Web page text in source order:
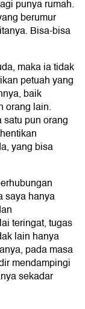
punya rumah.
berumur
Bisa-bisa
maka ia tidak
petuah yang
baik
orang lain.
pun orang
yang bisa
saya hanya
teringat, tugas
lain hanya
pada masa
mendampingi
sekadar